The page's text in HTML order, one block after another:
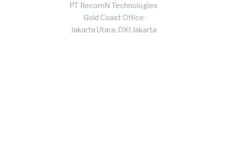
PT RecomN Technologies
Gold Coast Office
Jakarta Utara, DKI Jakarta